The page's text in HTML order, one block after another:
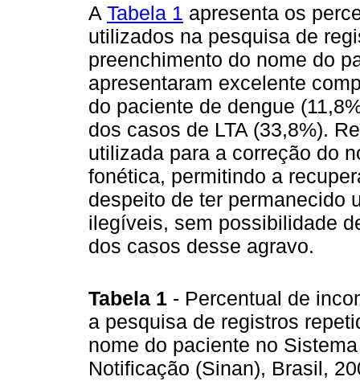
A Tabela 1 apresenta os
utilizados na pesquisa de
preenchimento do nome do
apresentaram excelente
do paciente de dengue
dos casos de LTA (33,8%).
utilizada para a correção do
fonética, permitindo a
despeito de ter permanecido
ilegíveis, sem possibilidade
dos casos desse agravo.
Tabela 1 - Percentual de
a pesquisa de registros
nome do paciente no
Notificação (Sinan), Brasil,